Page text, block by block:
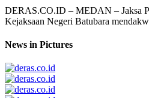
DERAS.CO.ID – MEDAN – Jaksa
Kejaksaan Negeri Batubara
News in Pictures